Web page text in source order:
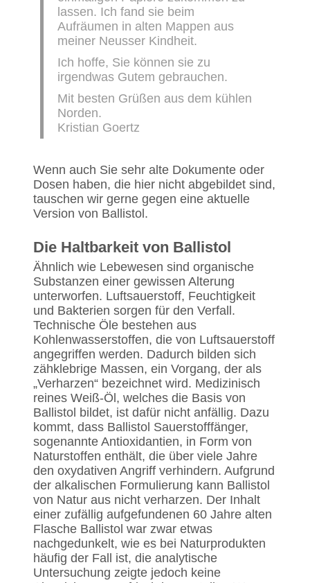
lassen. Ich fand sie beim
Aufräumen in alten Mappen aus
meiner Neusser Kindheit.
Ich hoffe, Sie können sie zu
irgendwas Gutem gebrauchen.
Mit besten Grüßen aus dem kühlen
Norden.
Kristian Goertz
Wenn auch Sie sehr alte Dokumente oder
Dosen haben, die hier nicht abgebildet sind,
tauschen wir gerne gegen eine aktuelle
Version von Ballistol.
Die Haltbarkeit von Ballistol
Ähnlich wie Lebewesen sind organische
Substanzen einer gewissen Alterung
unterworfen. Luftsauerstoff, Feuchtigkeit
und Bakterien sorgen für den Verfall.
Technische Öle bestehen aus
Kohlenwasserstoffen, die von Luftsauerstoff
angegriffen werden. Dadurch bilden sich
zähklebrige Massen, ein Vorgang, der als
„Verharzen“ bezeichnet wird. Medizinisch
reines Weiß-Öl, welches die Basis von
Ballistol bildet, ist dafür nicht anfällig. Dazu
kommt, dass Ballistol Sauerstofffänger,
sogenannte Antioxidantien, in Form von
Naturstoffen enthält, die über viele Jahre
den oxydativen Angriff verhindern. Aufgrund
der alkalischen Formulierung kann Ballistol
von Natur aus nicht verharzen. Der Inhalt
einer zufällig aufgefundenen 60 Jahre alten
Flasche Ballistol war zwar etwas
nachgedunkelt, wie es bei Naturprodukten
häufig der Fall ist, die analytische
Untersuchung zeigte jedoch keine